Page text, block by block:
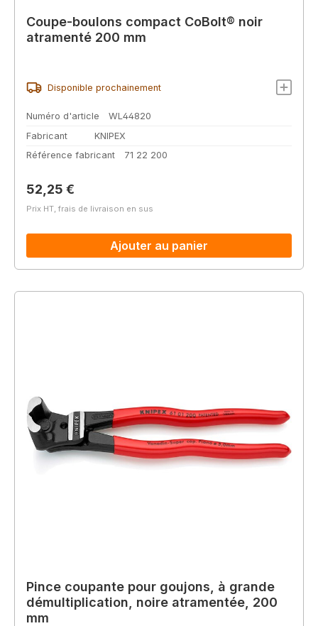
Coupe-boulons compact CoBolt® noir
atramenté 200 mm
Disponible prochainement
Numéro d'article
WL44820
Fabricant
KNIPEX
Référence fabricant
71 22 200
Prix régulier :
52,25 €
Prix HT, frais de livraison en sus
Ajouter au panier
Pince coupante pour goujons, à grande
démultiplication, noire atramentée, 200
mm